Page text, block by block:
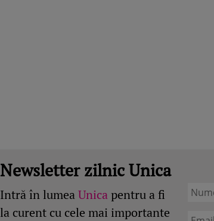
Newsletter zilnic Unica
Intră în lumeaUnica pentru a fi
la curent cu cele mai importante